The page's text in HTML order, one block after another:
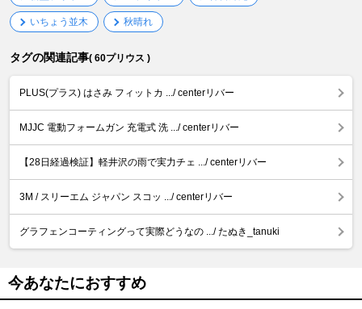
いちょう並木 秋晴れ
タグの関連記事( 60プリウス )
PLUS(プラス) はさみ フィットカ .../ centerリバー
MJJC 電動フォームガン 充電式 洗 .../ centerリバー
【28日経過検証】軽井沢の雨で実力チェ .../ centerリバー
3M / スリーエム ジャパン スコッ .../ centerリバー
グラフェンコーティングって実際どうなの .../ たぬき_tanuki
今あなたにおすすめ